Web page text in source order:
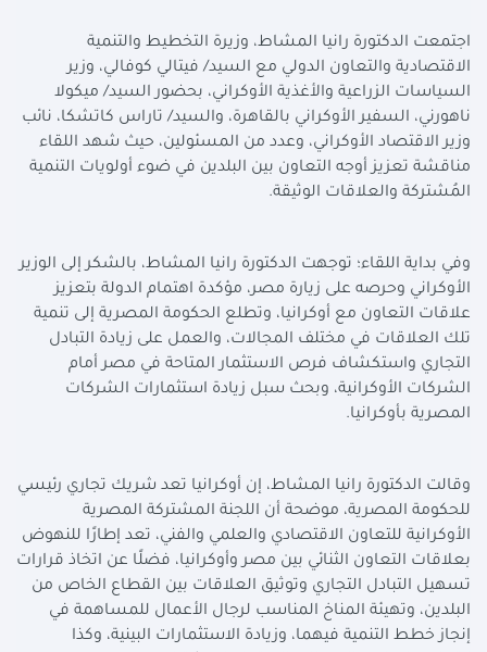
اجتمعت الدكتورة رانيا المشاط، وزيرة التخطيط والتنمية
الاقتصادية والتعاون الدولي مع السيد/ فيتالي كوفالي، وزير
السياسات الزراعية والأغذية الأوكراني، بحضور السيد/ ميكولا
ناهورني، السفير الأوكراني بالقاهرة، والسيد/ تاراس كاتشكا، نائب
وزير الاقتصاد الأوكراني، وعدد من المسئولين، حيث شهد اللقاء
مناقشة تعزيز أوجه التعاون بين البلدين في ضوء أولويات التنمية
المُشتركة والعلاقات الوثيقة.
وفي بداية اللقاء؛ توجهت الدكتورة رانيا المشاط، بالشكر إلى الوزير
الأوكراني وحرصه على زيارة مصر، مؤكدة اهتمام الدولة بتعزيز
علاقات التعاون مع أوكرانيا، وتطلع الحكومة المصرية إلى تنمية
تلك العلاقات في مختلف المجالات، والعمل على زيادة التبادل
التجاري واستكشاف فرص الاستثمار المتاحة في مصر أمام
الشركات الأوكرانية، وبحث سبل زيادة استثمارات الشركات
المصرية بأوكرانيا.
وقالت الدكتورة رانيا المشاط، إن أوكرانيا تعد شريك تجاري رئيسي
للحكومة المصرية، موضحة أن اللجنة المشتركة المصرية
الأوكرانية للتعاون الاقتصادي والعلمي والفني، تعد إطارًا للنهوض
بعلاقات التعاون الثنائي بين مصر وأوكرانيا، فضلًا عن اتخاذ قرارات
تسهيل التبادل التجاري وتوثيق العلاقات بين القطاع الخاص من
البلدين، وتهيئة المناخ المناسب لرجال الأعمال للمساهمة في
إنجاز خطط التنمية فيهما، وزيادة الاستثمارات البينية، وكذا